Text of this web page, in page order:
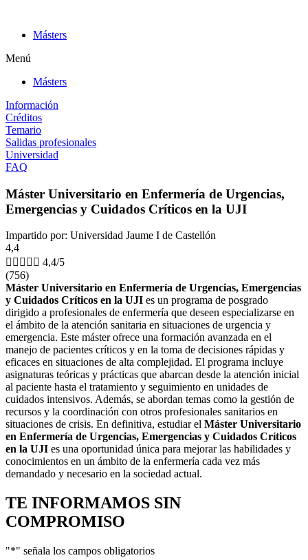
contenidoMásters
Menú
Másters
Información
Créditos
Temario
Salidas profesionales
Universidad
FAQ
Máster Universitario en Enfermería de Urgencias,
Emergencias y Cuidados Críticos en la UJI
Impartido por: Universidad Jaume I de Castellón
4,4
     4,4/5
(756)
Máster Universitario en Enfermería de Urgencias, Emergencias
y Cuidados Críticos en la UJI es un programa de posgrado
dirigido a profesionales de enfermería que deseen especializarse en
el ámbito de la atención sanitaria en situaciones de urgencia y
emergencia. Este máster ofrece una formación avanzada en el
manejo de pacientes críticos y en la toma de decisiones rápidas y
eficaces en situaciones de alta complejidad. El programa incluye
asignaturas teóricas y prácticas que abarcan desde la atención inicial
al paciente hasta el tratamiento y seguimiento en unidades de
cuidados intensivos. Además, se abordan temas como la gestión de
recursos y la coordinación con otros profesionales sanitarios en
situaciones de crisis. En definitiva, estudiar el Máster Universitario
en Enfermería de Urgencias, Emergencias y Cuidados Críticos
en la UJI es una oportunidad única para mejorar las habilidades y
conocimientos en un ámbito de la enfermería cada vez más
demandado y necesario en la sociedad actual.
TE INFORMAMOS SIN
COMPROMISO
"*" señala los campos obligatorios